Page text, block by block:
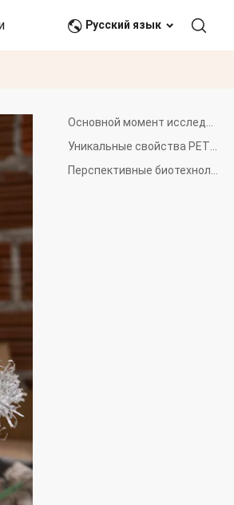
и события Связаться с нами
Русский язык